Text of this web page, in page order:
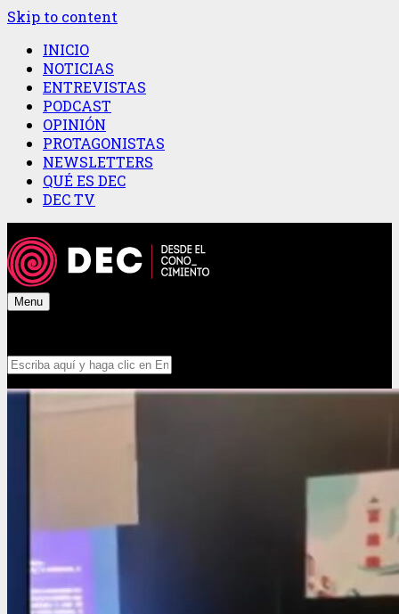
Skip to content
INICIO
NOTICIAS
ENTREVISTAS
PODCAST
OPINIÓN
PROTAGONISTAS
NEWSLETTERS
QUÉ ES DEC
DEC TV
Menu